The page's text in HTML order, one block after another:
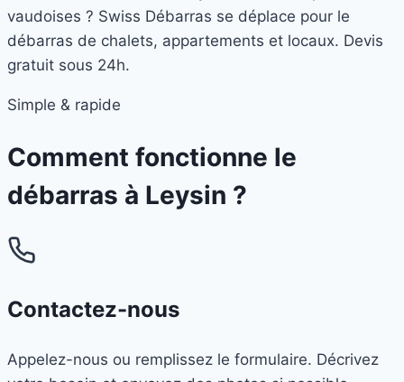
vaudoises ? Swiss Débarras se déplace pour le
débarras de chalets, appartements et locaux. Devis
gratuit sous 24h.
Simple & rapide
Comment fonctionne le
débarras à Leysin ?
Contactez-nous
Appelez-nous ou remplissez le formulaire. Décrivez